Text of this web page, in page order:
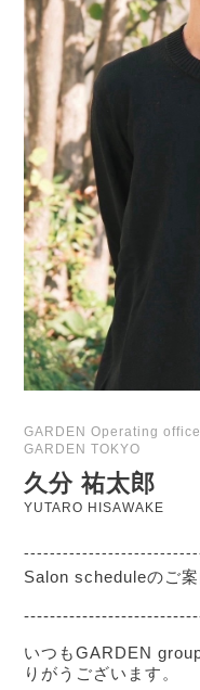
GARDEN Operating
GARDEN TOKYO
久分 祐太郎
YUTARO HISAWAKE
Salon scheduleのご案
いつもGARDEN
りがうございます。